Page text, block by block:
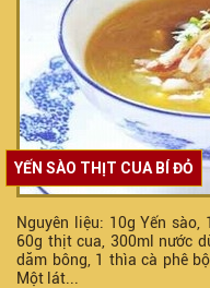
YẾN SÀO THỊT CUA BÍ ĐỎ
Nguyên liệu: 10g Yến sào,
60g thịt cua, 300ml nước
dăm bông, 1 thìa cà phê
Một lát...